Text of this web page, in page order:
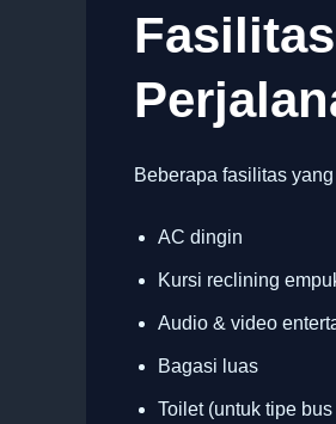
Beberapa fasilitas
AC dingin
Kursi reclining
Audio & video
Bagasi luas
Toilet (untuk tipe